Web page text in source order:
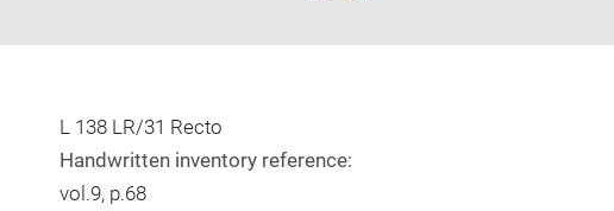
L 138 LR/31 Recto
Handwritten inventory reference:
vol.9, p.68